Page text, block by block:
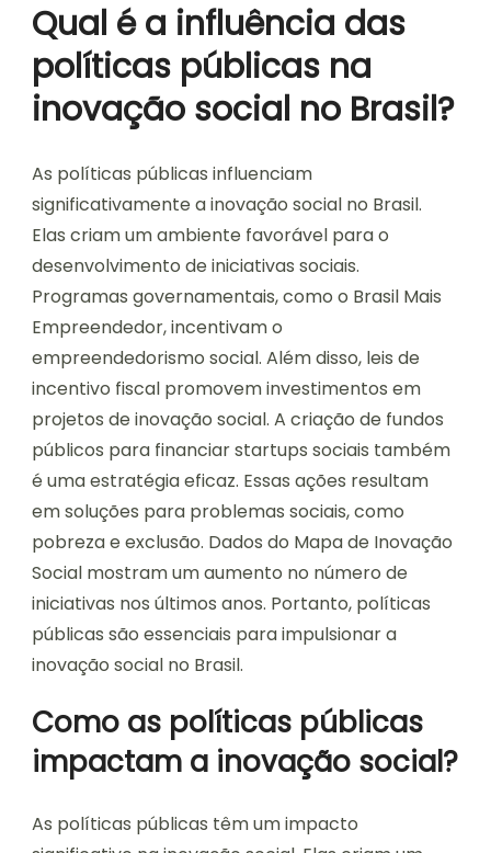
Qual é a influência das
políticas públicas na
inovação social no Brasil?
As políticas públicas influenciam
significativamente a inovação social no Brasil.
Elas criam um ambiente favorável para o
desenvolvimento de iniciativas sociais.
Programas governamentais, como o Brasil Mais
Empreendedor, incentivam o
empreendedorismo social. Além disso, leis de
incentivo fiscal promovem investimentos em
projetos de inovação social. A criação de fundos
públicos para financiar startups sociais também
é uma estratégia eficaz. Essas ações resultam
em soluções para problemas sociais, como
pobreza e exclusão. Dados do Mapa de Inovação
Social mostram um aumento no número de
iniciativas nos últimos anos. Portanto, políticas
públicas são essenciais para impulsionar a
inovação social no Brasil.
Como as políticas públicas
impactam a inovação social?
As políticas públicas têm um impacto